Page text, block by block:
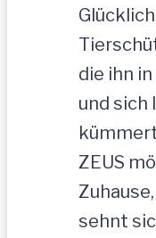
die ihn
und sich
ZEUS
sehnt